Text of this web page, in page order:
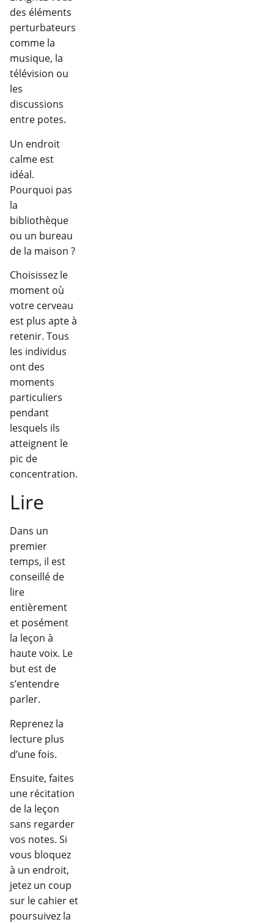
des éléments
perturbateurs
comme la
musique, la
télévision ou
les
discussions
entre potes.
Un endroit
calme est
idéal.
Pourquoi pas
la
bibliothèque
ou un bureau
de la maison ?
Choisissez le
moment où
votre cerveau
est plus apte à
retenir. Tous
les individus
ont des
moments
particuliers
pendant
lesquels ils
atteignent le
pic de
concentration.
Lire
Dans un
premier
temps, il est
conseillé de
lire
entièrement
et posément
la leçon à
haute voix. Le
but est de
s’entendre
parler.
Reprenez la
lecture plus
d’une fois.
Ensuite, faites
une récitation
de la leçon
sans regarder
vos notes. Si
vous bloquez
à un endroit,
jetez un coup
sur le cahier et
poursuivez la